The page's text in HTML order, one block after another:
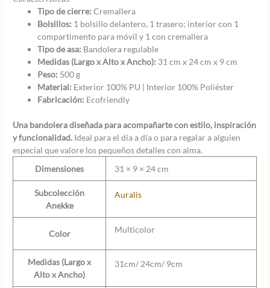
Tipo de cierre: Cremallera
Bolsillos: 1 bolsillo delantero, 1 trasero; interior con 1
compartimento para móvil y 1 con cremallera
Tipo de asa: Bandolera regulable
Medidas (Largo x Alto x Ancho): 31 cm x 24 cm x 9 cm
Peso: 500 g
Material: Exterior 100% PU | Interior 100% Poliéster
Fabricación: Ecofriendly
Una bandolera diseñada para acompañarte con estilo, inspiración
y funcionalidad. Ideal para el día a día o para regalar a alguien
especial que valore los pequeños detalles con alma.
Dimensiones
31 × 9 × 24 cm
Subcolección
Anekke
Auralis
Color Multicolor
Medidas (Largo x
Alto x Ancho)
31cm/ 24cm/ 9cm